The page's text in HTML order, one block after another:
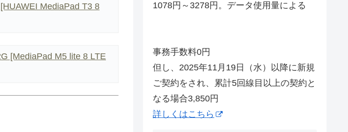
MediaPad T3 8
[MediaPad M5 lite 8 LTE
1078円～3278円。データ使用量による
事務手数料0円
但し、2025年11月19日（水）以降に新規
ご契約をされ、累計5回線目以上の契約と
なる場合3,850円
詳しくはこちら